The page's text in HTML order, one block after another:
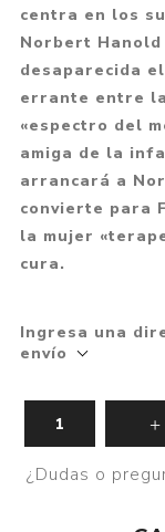
centra en los
Norbert
desaparecida
errante entre
«espectro del
amiga de la
arrancará a
convierte para
la mujer
cura.
Ingresa una
envío
¿Dudas o